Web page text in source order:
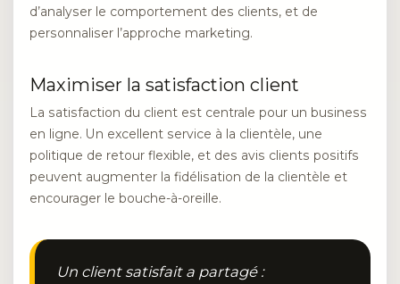
d’analyser le comportement des clients, et de
personnaliser l’approche marketing.
Maximiser la satisfaction client
La satisfaction du client est centrale pour un business
en ligne. Un excellent service à la clientèle, une
politique de retour flexible, et des avis clients positifs
peuvent augmenter la fidélisation de la clientèle et
encourager le bouche-à-oreille.
Un client satisfait a partagé :